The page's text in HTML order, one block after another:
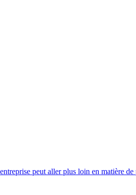
peut aller plus loin en matière